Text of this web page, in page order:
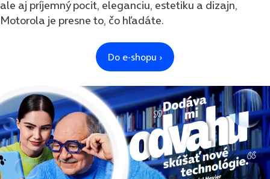
ale aj príjemný pocit, eleganciu, estetiku a dizajn,
Motorola je presne to, čo hľadáte.